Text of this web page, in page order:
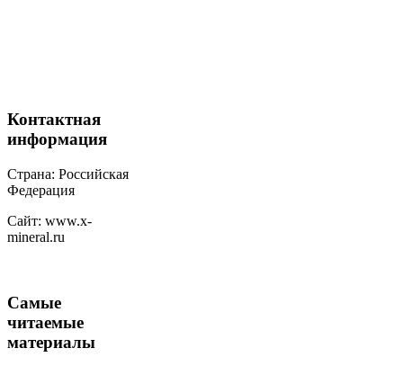
Контактная
информация
Страна: Российская
Федерация
Сайт: www.x-
mineral.ru
Самые
читаемые
материалы